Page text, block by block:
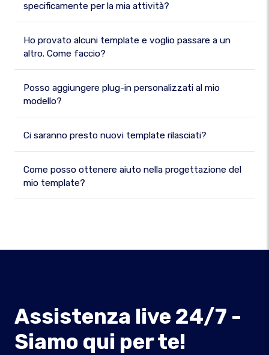
specificamente per la mia attività?
Ho provato alcuni template e voglio passare a un
altro. Come faccio?
Posso aggiungere plug-in personalizzati al mio
modello?
Ci saranno presto nuovi template rilasciati?
Come posso ottenere aiuto nella progettazione del
mio template?
Assistenza live 24/7 -
Siamo qui per te!